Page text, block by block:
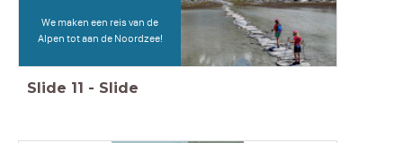
We maken een reis van de
Alpen tot aan de Noordzee!
Slide 11 - Slide